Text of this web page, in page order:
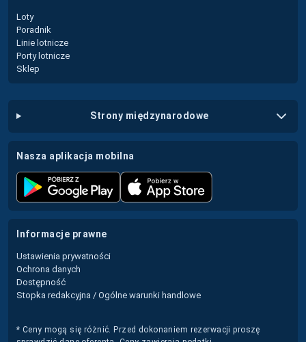
Loty
Poradnik
Linie lotnicze
Porty lotnicze
Sklep
strony międzynarodowe
nasza aplikacja mobilna
informacje prawne
Ustawienia prywatności
Ochrona danych
Dostępność
Stopka redakcyjna / Ogólne warunki handlowe
* Ceny mogą się różnić. Przed dokonaniem rezerwacji proszę